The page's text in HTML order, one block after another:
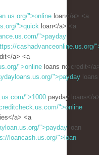
">online loan</a> <a
">quick loan</a> <a
">payday
cashadvanceonline.us.org/
a> <a
">online loans no credit</
">payday loans
">1000 payday loans</
">online
a> <a
">payday loan
loancash.us.org/">loan